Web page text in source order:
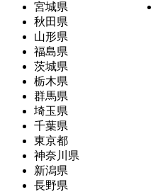
宮城県
秋田県
山形県
福島県
茨城県
栃木県
群馬県
埼玉県
千葉県
東京都
神奈川県
新潟県
長野県